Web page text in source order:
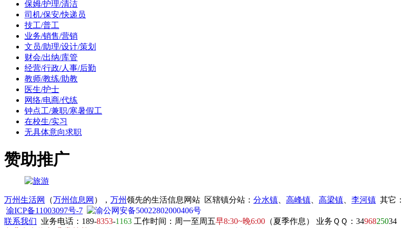
保姆/护理/清洁
司机/保安/快递员
技工/普工
业务/销售/营销
文员/助理/设计/策划
财会/出纳/库管
经营/行政/人事/后勤
教师/教练/助教
医生/护士
网络/电商/代练
钟点工/兼职/寒暑假工
在校生/实习
无具体意向求职
赞助推广
万州生活网 （万州信息网 ）， 万州领先的生活信息网站 区辖镇分站： 分水镇 高峰镇 高梁镇 李河镇 其它：
渝ICP备11003097号-7
渝公网安备50022802000406号
联系我们 业务电话：189-8353-1163 工作时间：周一至周五早8:30~晚6:00 （夏季作息） 业务ＱＱ：3496825034